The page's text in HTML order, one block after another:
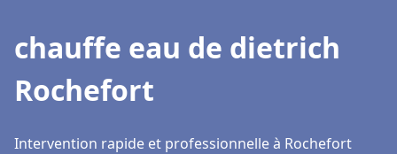
chauffe eau de dietrich
Rochefort
Intervention rapide et professionnelle à Rochefort